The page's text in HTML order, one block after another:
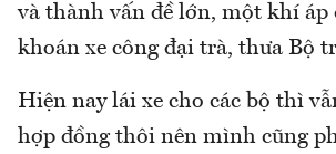
và thành vấn đề lớn, một khí áp
khoán xe công đại trà, thưa Bộ
Hiện nay lái xe cho các bộ thì
hợp đồng thôi nên mình cũng